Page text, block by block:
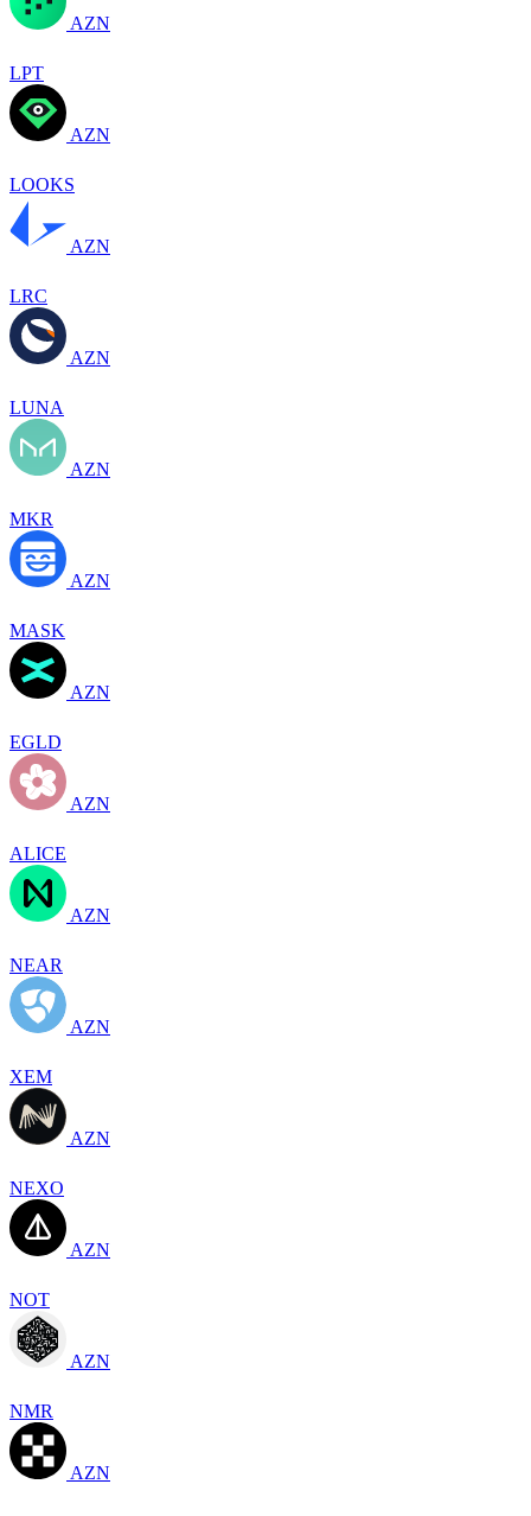
AZN
LPT
AZN
LOOKS
AZN
LRC
AZN
LUNA
AZN
MKR
AZN
MASK
AZN
EGLD
AZN
ALICE
AZN
NEAR
AZN
XEM
AZN
NEXO
AZN
NOT
AZN
NMR
AZN